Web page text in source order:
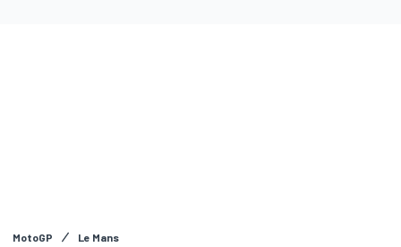
MotoGP Le Mans